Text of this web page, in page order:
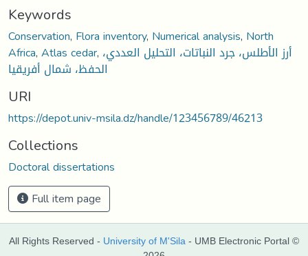
Keywords
Conservation, Flora inventory, Numerical analysis, North
Africa,Atlas cedar, أرز الأطلس، جرد النباتات، التحليل العددي،
الحفظ، شمال أفريقيا
URI
https://depot.univ-msila.dz/handle/123456789/46213
Collections
Doctoral dissertations
Full item page
All Rights Reserved - University of M'Sila - UMB Electronic Portal ©